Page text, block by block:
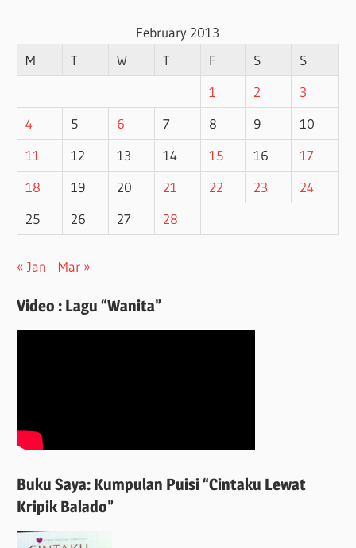
February 2013
M
T W T F S
S
1
2
3
4
5 6 7 8 9
10
11
12 13 14 15 16
17
18
19 20 21 22 23
24
25
26 27 28
« Jan Mar »
Video : Lagu “Wanita”
Buku Saya: Kumpulan Puisi “Cintaku Lewat
Kripik Balado”